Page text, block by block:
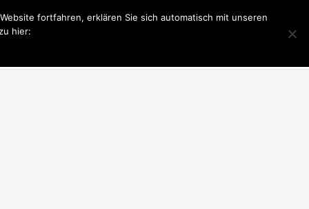
WERDEN
fortfahren, erklären Sie sich automatisch mit unseren
hier: